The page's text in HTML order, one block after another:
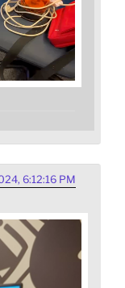
6:12:16 PM